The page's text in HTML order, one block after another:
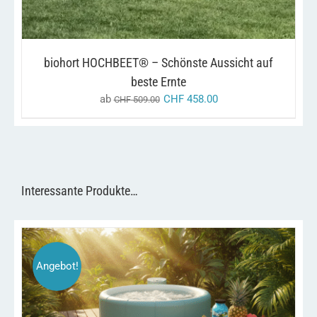
KÖNNEN
AUF
DER
GEWÄHLT
WERDEN
biohort HOCHBEET® – Schönste Aussicht auf
beste Ernte
abCHF509.00 CHF458.00
Interessante Produkte…
Angebot!
AUSFÜHRUNG WÄHLEN DIESES
PRODUKT
/ DETAILS